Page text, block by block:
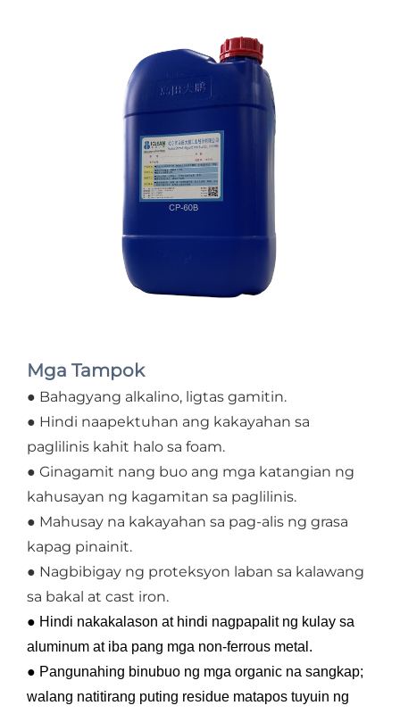
Mga Tampok
● Bahagyang alkalino, ligtas gamitin.
● Hindi naapektuhan ang kakayahan sa
paglilinis kahit halo sa foam.
● Ginagamit nang buo ang mga katangian ng
kahusayan ng kagamitan sa paglilinis.
● Mahusay na kakayahan sa pag-alis ng grasa
kapag pinainit.
● Nagbibigay ng proteksyon laban sa kalawang
sa bakal at cast iron.
● Hindi nakakalason at hindi nagpapalit ng kulay sa
aluminum at iba pang mga non-ferrous metal.
● Pangunahing binubuo ng mga organic na sangkap;
walang natitirang puting residue matapos tuyuin ng